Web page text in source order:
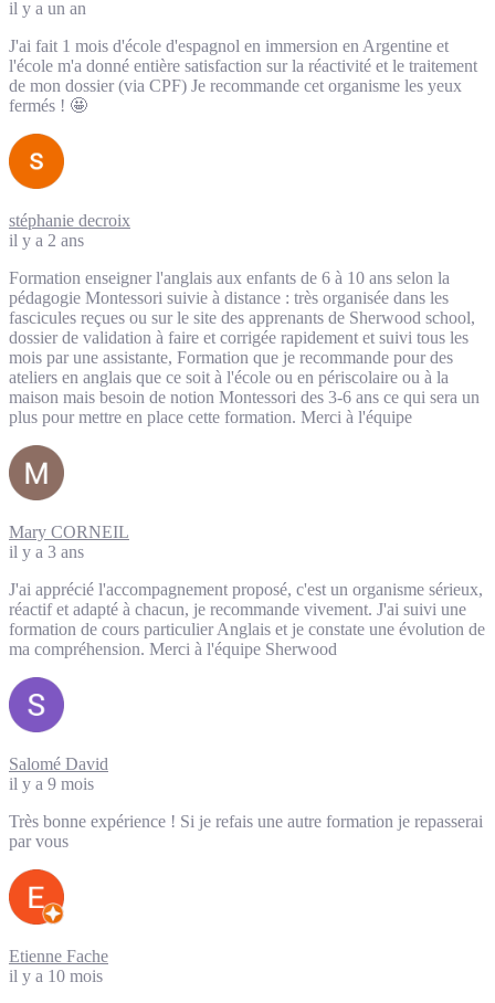
il y a un an
J'ai fait 1 mois d'école d'espagnol en immersion en Argentine et
l'école m'a donné entière satisfaction sur la réactivité et le traitement
de mon dossier (via CPF) Je recommande cet organisme les yeux
fermés ! 🤩
stéphanie decroix
il y a 2 ans
Formation enseigner l'anglais aux enfants de 6 à 10 ans selon la
pédagogie Montessori suivie à distance : très organisée dans les
fascicules reçues ou sur le site des apprenants de Sherwood school,
dossier de validation à faire et corrigée rapidement et suivi tous les
mois par une assistante, Formation que je recommande pour des
ateliers en anglais que ce soit à l'école ou en périscolaire ou à la
maison mais besoin de notion Montessori des 3-6 ans ce qui sera un
plus pour mettre en place cette formation. Merci à l'équipe
Mary CORNEIL
il y a 3 ans
J'ai apprécié l'accompagnement proposé, c'est un organisme sérieux,
réactif et adapté à chacun, je recommande vivement. J'ai suivi une
formation de cours particulier Anglais et je constate une évolution de
ma compréhension. Merci à l'équipe Sherwood
Salomé David
il y a 9 mois
Très bonne expérience ! Si je refais une autre formation je repasserai
par vous
Etienne Fache
il y a 10 mois